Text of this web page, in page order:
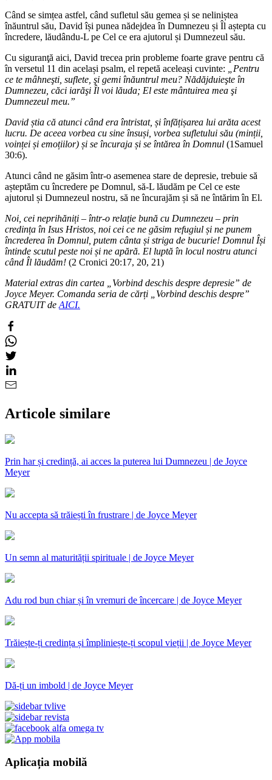
Când se simțea astfel, când sufletul său gemea și se neliniștea
înăuntrul său, David își punea nădejdea în Dumnezeu și Îl aștepta cu
încredere, lăudându-L pe Cel ce era ajutorul și Dumnezeul său.
Cu siguranţă aici, David trecea prin probleme foarte grave pentru că
în versetul 11 din același psalm, el repetă aceleași cuvinte: „Pentru
ce te mâhneşti, suflete, şi gemi înăuntrul meu? Nădăjduieşte în
Dumnezeu, căci iarăşi Îl voi lăuda; El este mântuirea mea şi
Dumnezeul meu.”
David știa că atunci când era întristat, și înfățișarea lui arăta acest
lucru. De aceea vorbea cu sine însuși, vorbea sufletului său (minții,
voinței și emoțiilor) și se încuraja și se întărea în Domnul (1Samuel
30:6).
Atunci când ne găsim într-o asemenea stare de depresie, trebuie să
așteptăm cu încredere pe Domnul, să-L lăudăm pe Cel ce este
ajutorul și Dumnezeul nostru, să ne încurajăm și să ne întărim în El.
Noi, cei neprihăniți – într-o relație bună cu Dumnezeu – prin
credința în Isus Hristos, noi cei ce ne găsim refugiul și ne punem
încrederea în Domnul, putem cânta și striga de bucurie! Domnul Își
întinde scutul peste noi și ne apără. El luptă în locul nostru atunci
când Îl lăudăm! (2 Cronici 20:17, 20, 21)
Material extras din cartea „Vorbind deschis despre depresie” de
Joyce Meyer. Comanda seria de cărți „Vorbind deschis despre”
GRATUIT de AICI.
Articole similare
Prin har și credință, ai acces la puterea lui Dumnezeu | de Joyce
Meyer
Nu accepta să trăiești în frustrare | de Joyce Meyer
Un semn al maturității spirituale | de Joyce Meyer
Adu rod bun chiar și în vremuri de încercare | de Joyce Meyer
Trăiește-ți credința și împliniește-ți scopul vieții | de Joyce Meyer
Dă-ți un imbold | de Joyce Meyer
Aplicația mobilă